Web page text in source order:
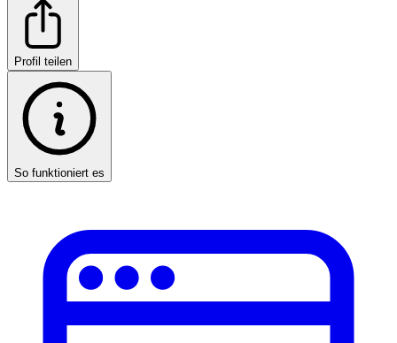
Profil teilen
So funktioniert es